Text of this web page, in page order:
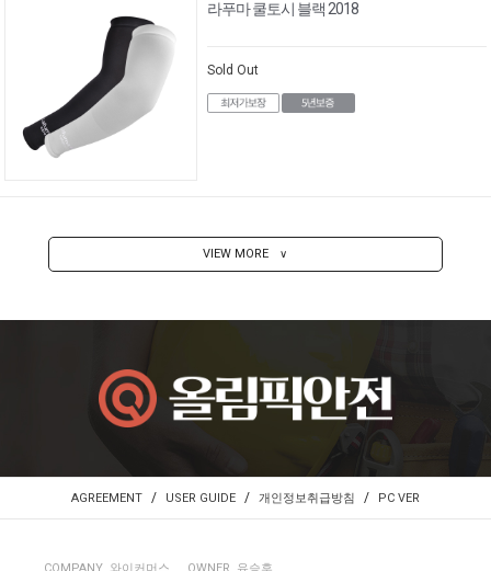
라푸마 쿨토시 블랙 2018
Sold Out
VIEW MORE ∨
AGREEMENT / USER GUIDE / 개인정보취급방침 / PC VER